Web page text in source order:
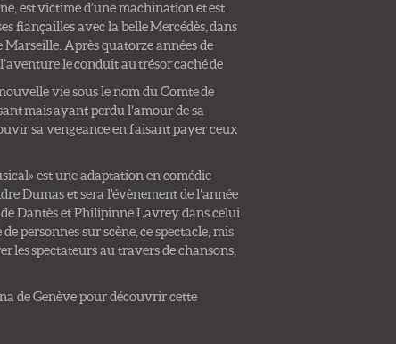
est victime d’une machination et est
fiançailles avec la belle Mercédès, dans
Marseille. Après quatorze années de
le conduit au trésor caché de
vie sous le nom du Comte de
mais ayant perdu l’amour de sa
sa vengeance en faisant payer ceux
est une adaptation en comédie
Dumas et sera l’évènement de l’année
de Dantès et Philipinne Lavrey dans celui
personnes sur scène, ce spectacle, mis
les spectateurs au travers de chansons,
de Genève pour découvrir cette